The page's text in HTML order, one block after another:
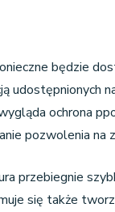
będzie
ochrona
pozwolenia
przebiegnie
się także